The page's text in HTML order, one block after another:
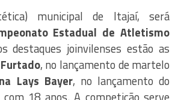
municipal de Itajaí, será
Estadual de Atletismo
destaques joinvilenses estão as
, no lançamento de martelo
Lays Bayer, no lançamento do